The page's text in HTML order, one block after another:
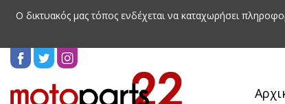
Ο δικτυακός μας τόπος ενδέχεται να καταχωρήσει